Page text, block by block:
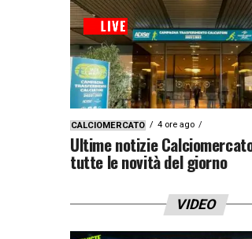
CALCIOMERCATO 4 ore ago
Ultime notizie
tutte le novità del giorno
VIDEO